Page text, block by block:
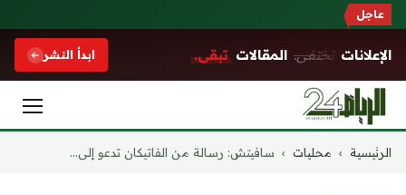
عاجل
الإعلانات تختفي. المقالات تبقى. ابدأ النشر
التجاوز
الرئيسية › محليات › سافيتش: رسالة من الفاتيكان تدعو إلى...